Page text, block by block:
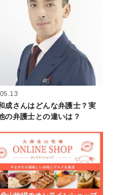
成さんはどんな弁護士？実
の弁護士との違いは？